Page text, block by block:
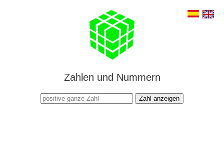
Zahlen und Nummern
Zahl anzeigen